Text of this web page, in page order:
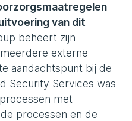
van dit
beheert zijn
externe
aandachtspunt bij de
Security Services was
met
processen en de